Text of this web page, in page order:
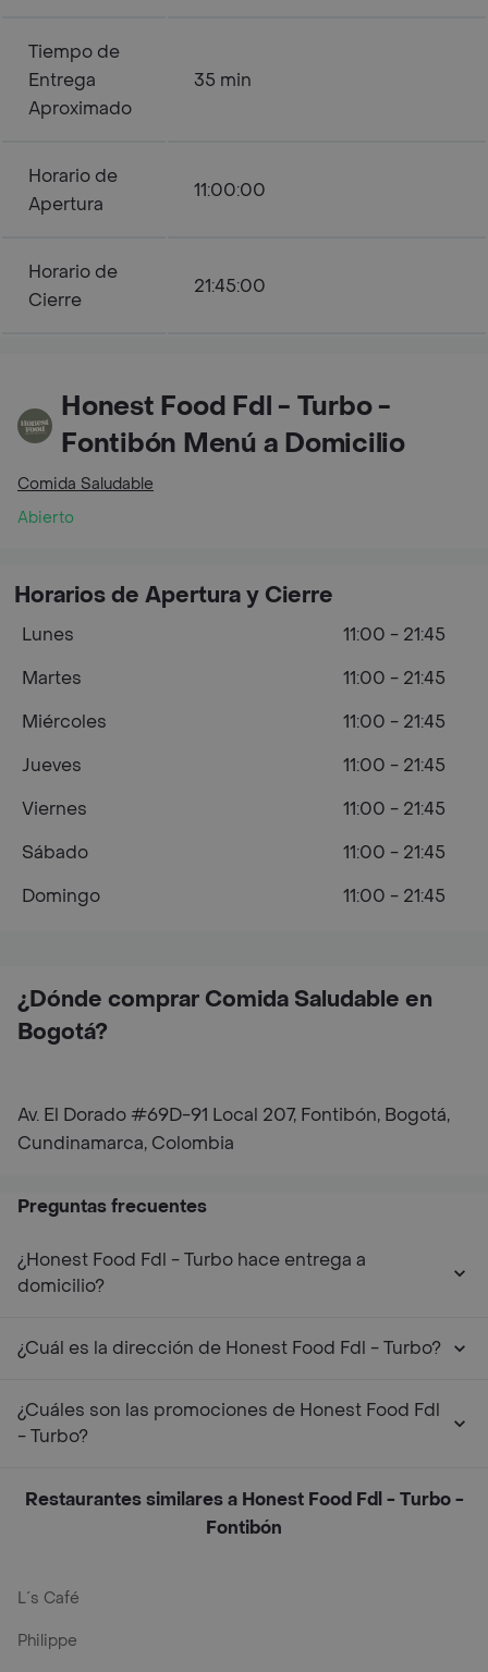
Tiempo de
Entrega
Aproximado
35 min
Horario de
Apertura
11:00:00
Horario de
Cierre
21:45:00
Honest Food Fdl - Turbo -
Fontibón Menú a Domicilio
Comida Saludable
Abierto
¿Dónde comprar Comida Saludable en
Bogotá?
Av. El Dorado #69D-91 Local 207, Fontibón, Bogotá,
Cundinamarca, Colombia
Horarios de Apertura y Cierre
Lunes
11:00 - 21:45
Martes
11:00 - 21:45
Miércoles
11:00 - 21:45
Jueves
11:00 - 21:45
Viernes
11:00 - 21:45
Sábado
11:00 - 21:45
Domingo
11:00 - 21:45
Preguntas frecuentes
¿Honest Food Fdl - Turbo hace entrega a
domicilio?
¿Cuál es la dirección de Honest Food Fdl - Turbo?
¿Cuáles son las promociones de Honest Food Fdl
- Turbo?
Restaurantes similares a Honest Food Fdl - Turbo -
Fontibón
L´s Café
Philippe